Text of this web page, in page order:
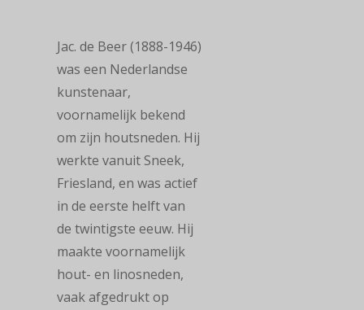
Jac. de Beer (1888-1946)
was een Nederlandse
kunstenaar,
voornamelijk bekend
om zijn houtsneden. Hij
werkte vanuit Sneek,
Friesland, en was actief
in de eerste helft van
de twintigste eeuw. Hij
maakte voornamelijk
hout- en linosneden,
vaak afgedrukt op